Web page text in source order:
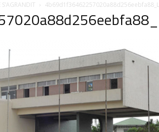
4b69d1f36462257020a88d256eebfa88_L